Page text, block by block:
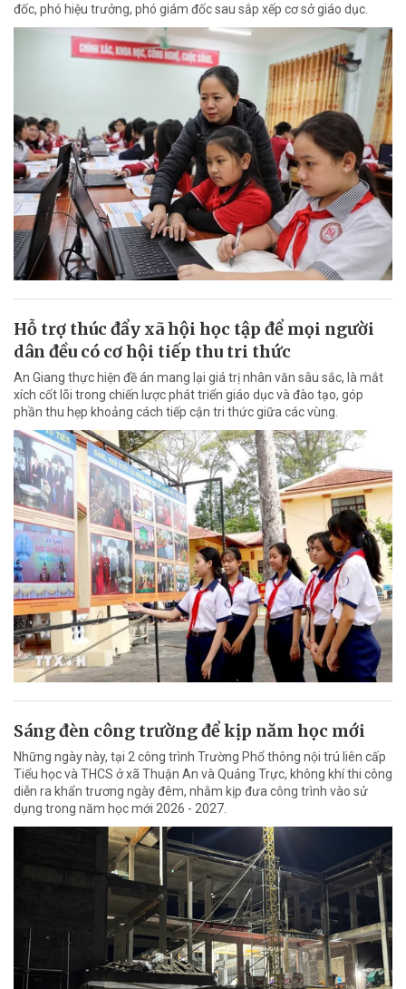
đốc, phó hiệu trưởng, phó giám đốc sau sắp xếp cơ sở giáo dục.
Hỗ trợ thúc đẩy xã hội học tập để mọi người
dân đều có cơ hội tiếp thu tri thức
An Giang thực hiện đề án mang lại giá trị nhân văn sâu sắc, là mắt
xích cốt lõi trong chiến lược phát triển giáo dục và đào tạo, góp
phần thu hẹp khoảng cách tiếp cận tri thức giữa các vùng.
Sáng đèn công trường để kịp năm học mới
Những ngày này, tại 2 công trình Trường Phổ thông nội trú liên cấp
Tiểu học và THCS ở xã Thuận An và Quảng Trực, không khí thi công
diễn ra khẩn trương ngày đêm, nhằm kịp đưa công trình vào sử
dụng trong năm học mới 2026 - 2027.